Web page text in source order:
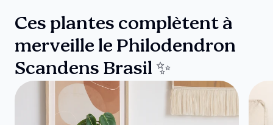
Ces plantes complètent à
merveille le Philodendron
Scandens Brasil ✨